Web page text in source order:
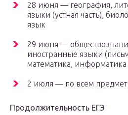
28 июня — география,
языки (устная часть),
язык
29 июня —
иностранные языки
математика,
2 июля — по всем
Продолжительность ЕГЭ